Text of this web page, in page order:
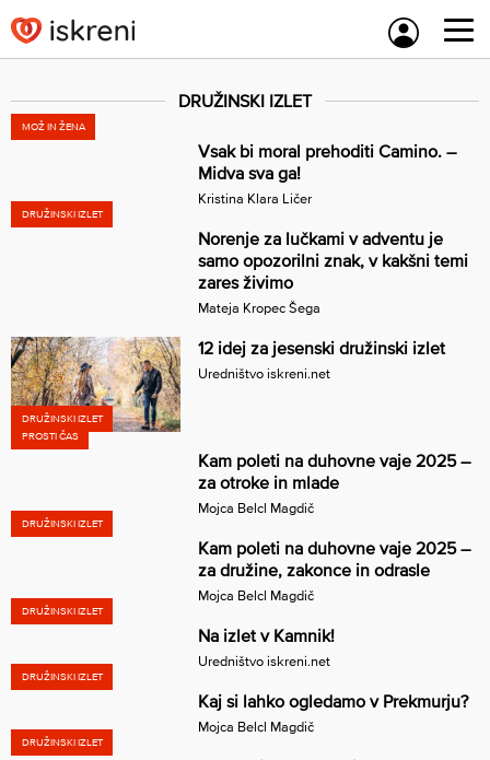
to
content
DRUŽINSKI IZLET
MOŽ IN ŽENA
Vsak bi moral prehoditi Camino. –
Midva sva ga!
Kristina Klara Ličer
DRUŽINSKI IZLET
Norenje za lučkami v adventu je
samo opozorilni znak, v kakšni temi
zares živimo
Mateja Kropec Šega
DRUŽINSKI IZLET
12 idej za jesenski družinski izlet
Uredništvo iskreni.net
PROSTI ČAS
Kam poleti na duhovne vaje 2025 –
za otroke in mlade
Mojca Belcl Magdič
DRUŽINSKI IZLET
Kam poleti na duhovne vaje 2025 –
za družine, zakonce in odrasle
Mojca Belcl Magdič
DRUŽINSKI IZLET
Na izlet v Kamnik!
Uredništvo iskreni.net
DRUŽINSKI IZLET
Kaj si lahko ogledamo v Prekmurju?
Mojca Belcl Magdič
DRUŽINSKI IZLET